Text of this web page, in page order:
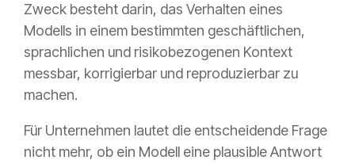
Zweck besteht darin, das Verhalten eines
Modells in einem bestimmten geschäftlichen,
sprachlichen und risikobezogenen Kontext
messbar, korrigierbar und reproduzierbar zu
machen.
Für Unternehmen lautet die entscheidende Frage
nicht mehr, ob ein Modell eine plausible Antwort